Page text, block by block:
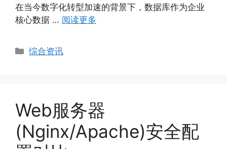
在当今数字化转型加速的背景下，数据库作为企业
核心数据 … 阅读更多
Categories
综合资讯
Web服务器
(Nginx/Apache)安全配